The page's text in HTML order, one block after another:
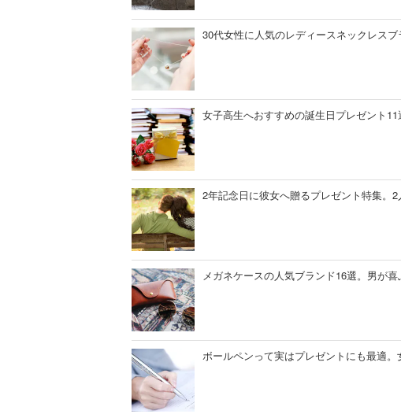
30代女性に人気のレディースネックレス
女子高生へおすすめの誕生日プレゼント
2年記念日に彼女へ贈るプレゼント特集。
メガネケースの人気ブランド16選。男が
ボールペンって実はプレゼントにも最適